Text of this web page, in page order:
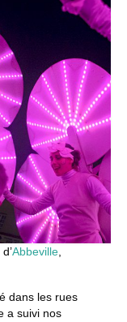
Abbeville
dans les rues
a suivi nos